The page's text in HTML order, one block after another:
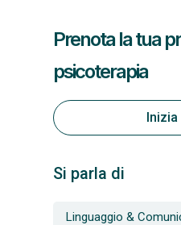
Si parla di
Linguaggio &
Prenota la tua
psicoterapia
Inizia